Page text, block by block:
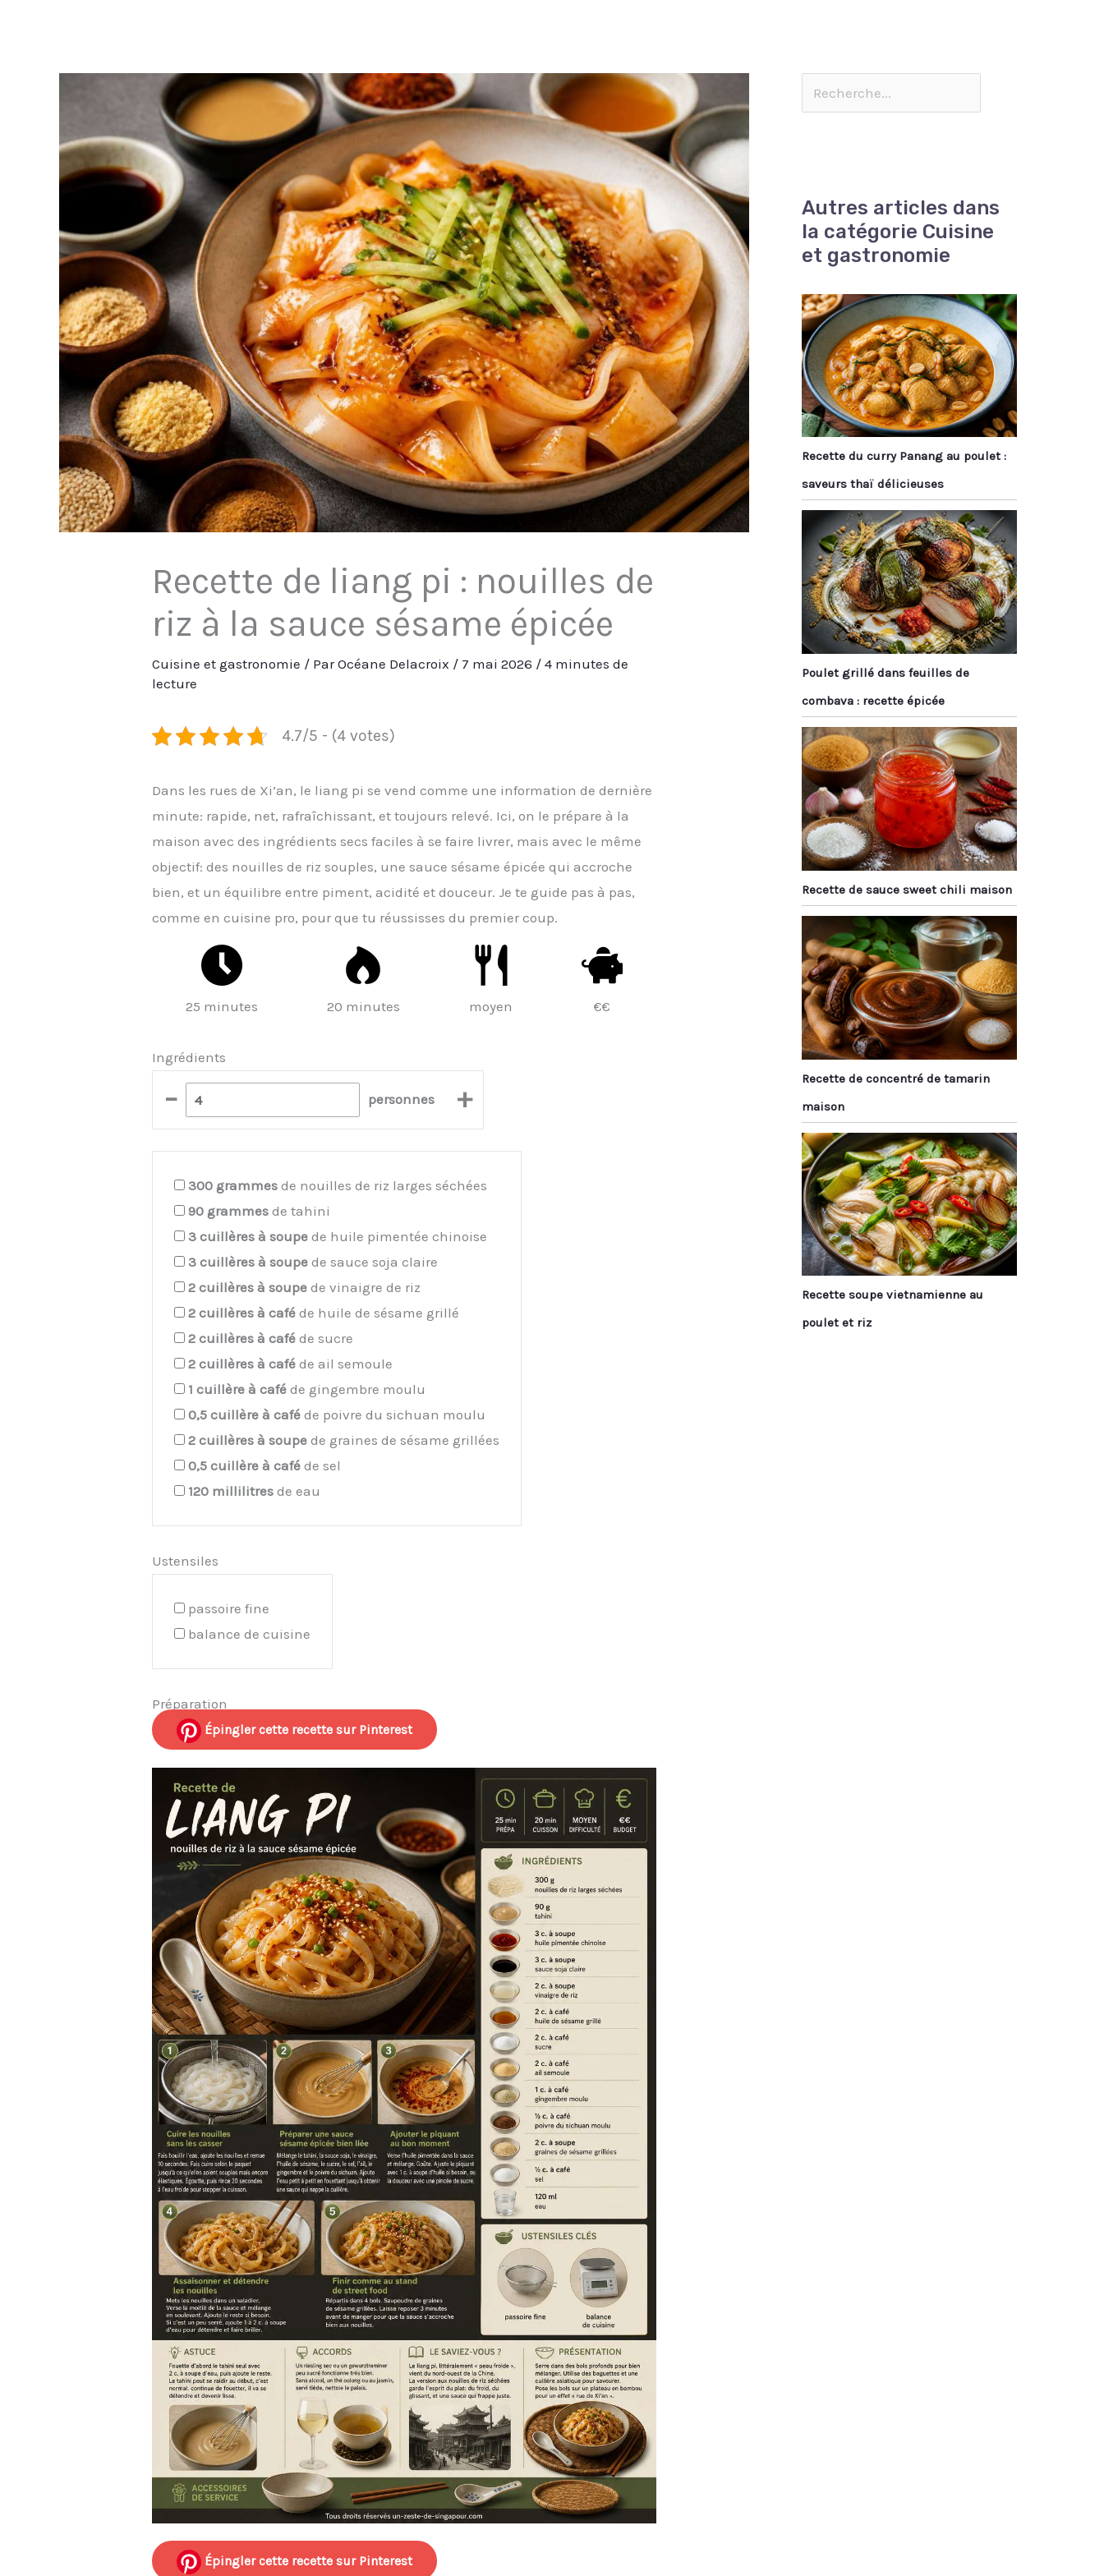
Recette de liang pi : nouilles de
riz à la sauce sésame épicée
Cuisine et gastronomie / ParOcéane Delacroix / 7 mai 2026 /4 minutes de
lecture
4.7/5 - (4 votes)
Dans les rues de Xi’an, le liang pi se vend comme une information de dernière
minute: rapide, net, rafraîchissant, et toujours relevé. Ici, on le prépare à la
maison avec des ingrédients secs faciles à se faire livrer, mais avec le même
objectif: des nouilles de riz souples, une sauce sésame épicée qui accroche
bien, et un équilibre entre piment, acidité et douceur. Je te guide pas à pas,
comme en cuisine pro, pour que tu réussisses du premier coup.
25 minutes 20 minutes moyen €€
Ingrédients
– personnes +
300 grammes de nouilles de riz larges séchées
90 grammes de tahini
3 cuillères à soupe de huile pimentée chinoise
3 cuillères à soupe de sauce soja claire
2 cuillères à soupe de vinaigre de riz
2 cuillères à café de huile de sésame grillé
2 cuillères à café de sucre
2 cuillères à café de ail semoule
1 cuillère à café de gingembre moulu
0,5 cuillère à café de poivre du sichuan moulu
2 cuillères à soupe de graines de sésame grillées
0,5 cuillère à café de sel
120 millilitres de eau
Ustensiles
passoire fine
balance de cuisine
Préparation
Épingler cette recette sur Pinterest
Épingler cette recette sur Pinterest
Autres articles dans
la catégorie Cuisine
et gastronomie
Recette du curry Panang au poulet :
saveurs thaï délicieuses
Poulet grillé dans feuilles de
combava : recette épicée
Recette de sauce sweet chili maison
Recette de concentré de tamarin
maison
Recette soupe vietnamienne au
poulet et riz